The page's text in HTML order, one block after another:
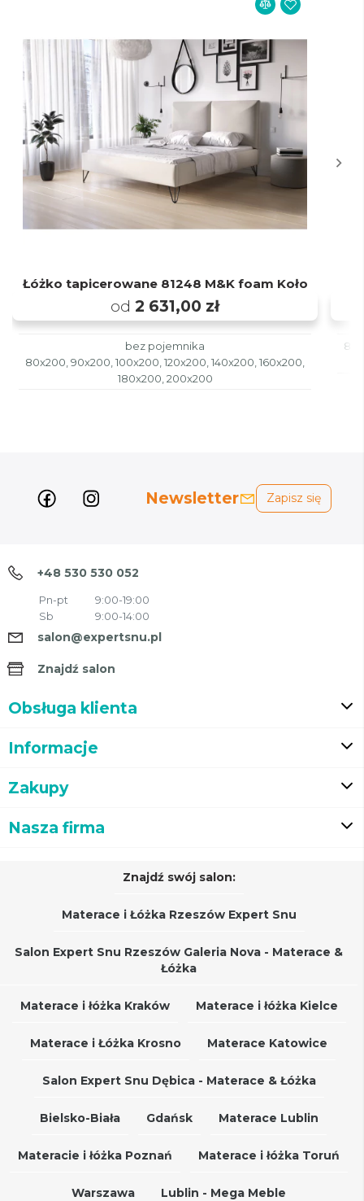
Łóżko tapicerowane 81248 M&K foam Koło
od 2 631,00 zł
bez pojemnika
80x200, 90x200, 100x200, 120x200, 140x200, 160x200,
180x200, 200x200
Newsletter Zapisz się
+48 530 530 052
Pn-pt
9:00-19:00
Sb
9:00-14:00
salon@expertsnu.pl
Znajdź salon
Obsługa klienta
Informacje
Zakupy
Nasza firma
Znajdź swój salon:
Materace i Łóżka Rzeszów Expert Snu
Salon Expert Snu Rzeszów Galeria Nova - Materace &
Łóżka
Materace i łóżka Kraków Materace i łóżka Kielce
Materace i Łóżka Krosno Materace Katowice
Salon Expert Snu Dębica - Materace & Łóżka
Bielsko-Biała Gdańsk Materace Lublin
Materacie i łóżka Poznań Materace i łóżka Toruń
Warszawa Lublin - Mega Meble